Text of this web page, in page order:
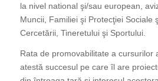
la nivel national şi/sau european,
Muncii, Familiei şi Protecţiei Sociale
Cercetării, Tineretului şi Sportului.
Rata de promovabilitate a cursurilor
atestă succesul pe care îl are